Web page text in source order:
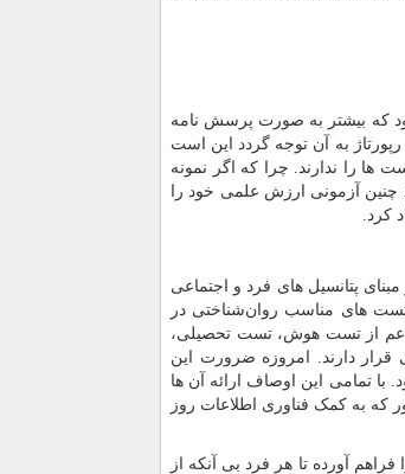
که بیشتر به صورت پرسش نامه
به آن توجه گردد این است
را ندارند. چرا که اگر نمونه
چنین آزمونی ارزش علمی خود را
کرد.
پتانسیل های فرد و اجتماعی
تست های مناسب روان‌شناختی در
اعم از تست هوش، تست تحصیلی،
دارند. امروزه ضرورت این
تمامی این اوصاف ارائه آن ها
به کمک فناوری اطلاعات روز
آورده تا هر فرد بی آنکه از